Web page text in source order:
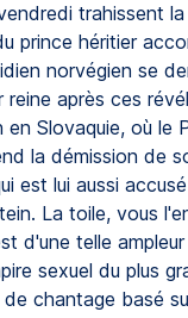
trahissent
prince héritier
norvégien se
reine après ces
Slovaquie, où le
la démission de
est lui aussi
La toile, vous
d'une telle
sexuel du plus
chantage basé